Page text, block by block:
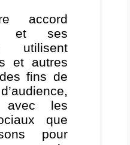
accord
et ses
utilisent
et autres
fins de
avec les
que
pour